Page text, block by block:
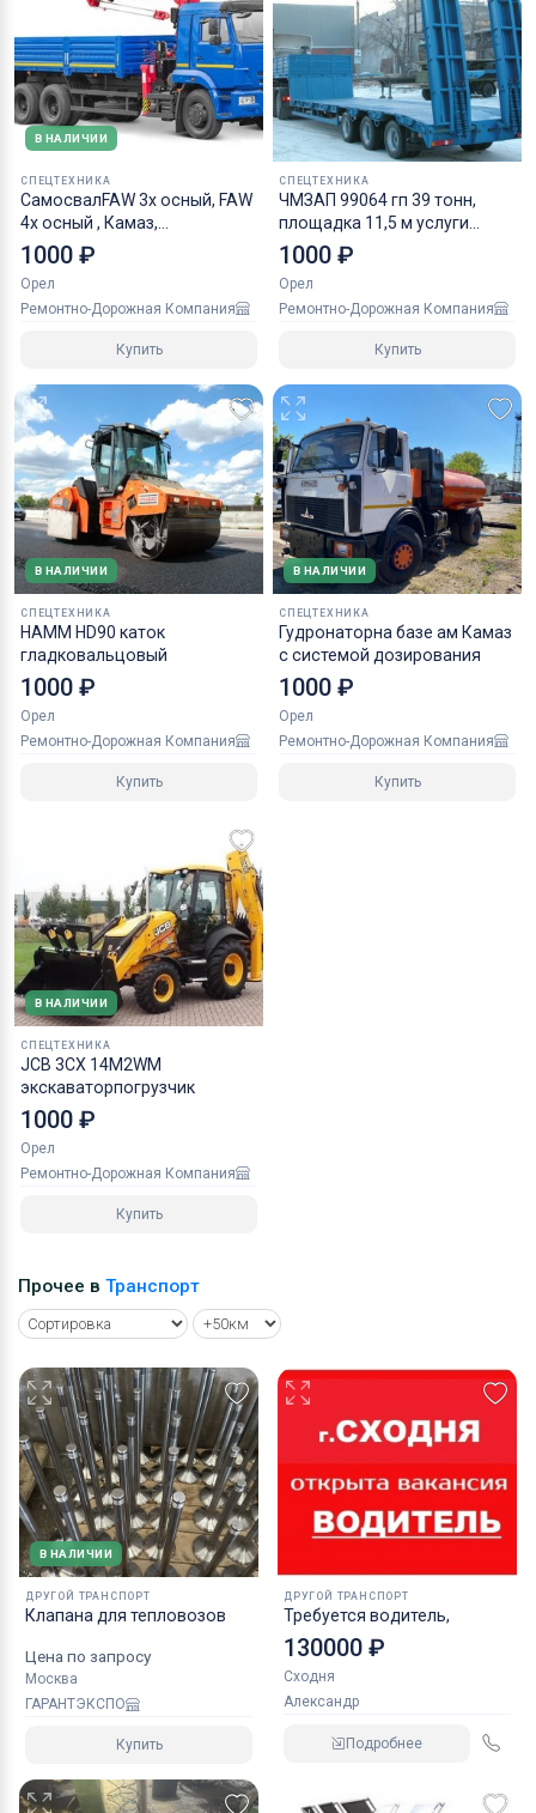
В НАЛИЧИИ
СПЕЦТЕХНИКА
СамосвалFAW 3х осный, FAW
4х осный , Камаз,
манипулятор
1000 ₽
Орел
Ремонтно-Дорожная Компания
Купить
СПЕЦТЕХНИКА
ЧМЗАП 99064 гп 39 тонн,
площадка 11,5 м услуги
трала
1000 ₽
Орел
Ремонтно-Дорожная Компания
Купить
В НАЛИЧИИ
СПЕЦТЕХНИКА
HAMM HD90 каток
гладковальцовый
1000 ₽
Орел
Ремонтно-Дорожная Компания
Купить
В НАЛИЧИИ
СПЕЦТЕХНИКА
Гудронаторна базе ам Камаз
с системой дозирования
1000 ₽
Орел
Ремонтно-Дорожная Компания
Купить
В НАЛИЧИИ
СПЕЦТЕХНИКА
JCB 3CX 14M2WM
экскаваторпогрузчик
1000 ₽
Орел
Ремонтно-Дорожная Компания
Купить
Прочее в Транспорт
В НАЛИЧИИ
ДРУГОЙ ТРАНСПОРТ
Клапана для тепловозов
Цена по запросу
Москва
ГАРАНТЭКСПО
Купить
ДРУГОЙ ТРАНСПОРТ
Требуется водитель,
130000 ₽
Сходня
Александр
Подробнее